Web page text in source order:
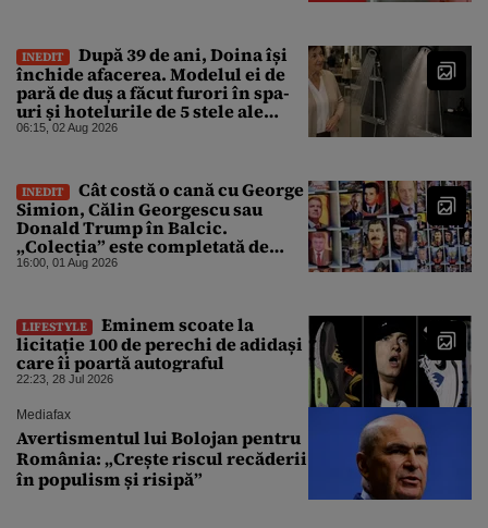
INEDIT
După 39 de ani, Doina își
închide afacerea. Modelul ei de
pară de duș a făcut furori în spa-
uri și hotelurile de 5 stele ale
lumii. Ce nu a mai mers
06:15, 02 Aug 2026
INEDIT
Cât costă o cană cu George
Simion, Călin Georgescu sau
Donald Trump în Balcic.
„Colecția” este completată de
Nicușor Dan, Ceaușescu și Stalin
16:00, 01 Aug 2026
LIFESTYLE
Eminem scoate la
licitație 100 de perechi de adidași
care îi poartă autograful
22:23, 28 Jul 2026
Mediafax
Avertismentul lui Bolojan pentru
România: „Crește riscul recăderii
în populism și risipă”